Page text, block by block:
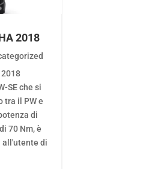
2018
2018
SE che si
tra il PW e
di
70 Nm, è
all'utente di